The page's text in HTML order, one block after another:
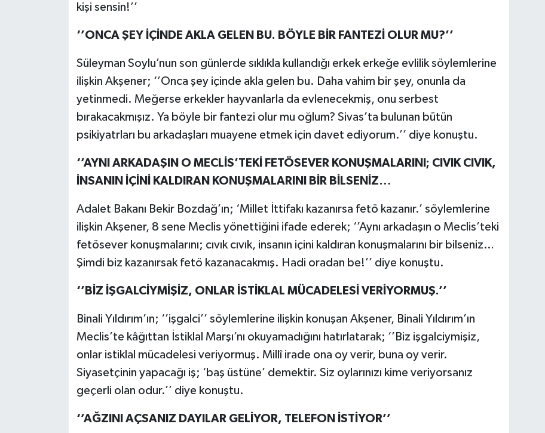
kişi sensin!’’
‘’ONCA ŞEY İÇİNDE AKLA GELEN BU. BÖYLE BİR FANTEZİ OLUR MU?’’
Süleyman Soylu’nun son günlerde sıklıkla kullandığı erkek erkeğe evlilik söylemlerine
ilişkin Akşener; ‘’Onca şey içinde akla gelen bu. Daha vahim bir şey, onunla da
yetinmedi. Meğerse erkekler hayvanlarla da evlenecekmiş, onu serbest
bırakacakmışız. Ya böyle bir fantezi olur mu oğlum? Sivas’ta bulunan bütün
psikiyatrları bu arkadaşları muayene etmek için davet ediyorum.’’ diye konuştu.
‘’AYNI ARKADAŞIN O MECLİS’TEKİ FETÖSEVER KONUŞMALARINI; CIVIK CIVIK,
İNSANIN İÇİNİ KALDIRAN KONUŞMALARINI BİR BİLSENİZ…
Adalet Bakanı Bekir Bozdağ’ın; ‘Millet İttifakı kazanırsa fetö kazanır.’ söylemlerine
ilişkin Akşener, 8 sene Meclis yönettiğini ifade ederek; ‘’Aynı arkadaşın o Meclis’teki
fetösever konuşmalarını; cıvık cıvık, insanın içini kaldıran konuşmalarını bir bilseniz…
Şimdi biz kazanırsak fetö kazanacakmış. Hadi oradan be!’’ diye konuştu.
‘’BİZ İŞGALCİYMİŞİZ, ONLAR İSTİKLAL MÜCADELESİ VERİYORMUŞ.’’
Binali Yıldırım’ın; ‘’işgalci’’ söylemlerine ilişkin konuşan Akşener, Binali Yıldırım’ın
Meclis’te kâğıttan İstiklal Marşı’nı okuyamadığını hatırlatarak; ‘’Biz işgalciymişiz,
onlar istiklal mücadelesi veriyormuş. Millî irade ona oy verir, buna oy verir.
Siyasetçinin yapacağı iş; ‘baş üstüne’ demektir. Siz oylarınızı kime veriyorsanız
geçerli olan odur.’’ diye konuştu.
‘’AĞZINI AÇSANIZ DAYILAR GELİYOR, TELEFON İSTİYOR’’